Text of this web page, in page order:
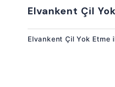
Elvankent Çil
Elvankent Çil Yok